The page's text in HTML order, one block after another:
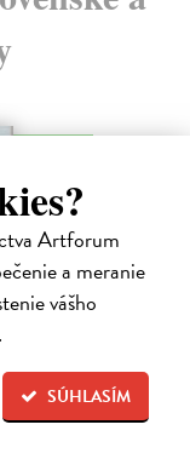
Artforum
a meranie
vášho
SÚHLASÍM